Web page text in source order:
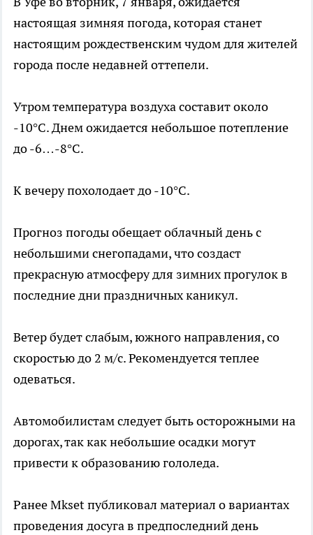
настоящая зимняя погода, которая станет
настоящим рождественским чудом для жителей
города после недавней оттепели.
Утром температура воздуха составит около
-10°C. Днем ожидается небольшое потепление
до -6…-8°C.
К вечеру похолодает до -10°C.
Прогноз погоды обещает облачный день с
небольшими снегопадами, что создаст
прекрасную атмосферу для зимних прогулок в
последние дни праздничных каникул.
Ветер будет слабым, южного направления, со
скоростью до 2 м/с. Рекомендуется теплее
одеваться.
Автомобилистам следует быть осторожными на
дорогах, так как небольшие осадки могут
привести к образованию гололеда.
Ранее Mkset публиковал материал о вариантах
проведения досуга в предпоследний день